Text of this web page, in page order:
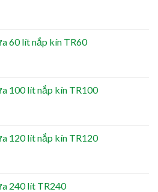
60 lít nắp kín TR60
100 lít nắp kín TR100
120 lít nắp kín TR120
240 lít TR240